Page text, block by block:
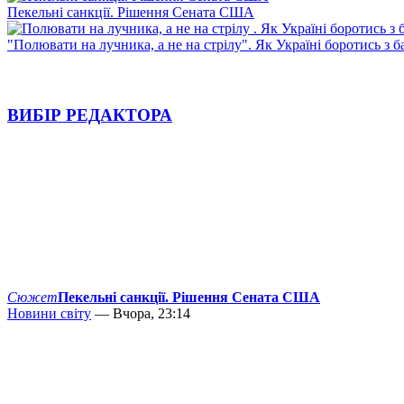
Пекельні санкції. Рішення Сената США
"Полювати на лучника, а не на стрілу". Як Україні боротись з
ВИБІР РЕДАКТОРА
СюжетПекельні санкції. Рішення Сената США
Новини світу — Вчора, 23:14